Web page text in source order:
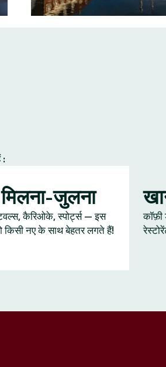
:
जुलना
कैरिओके, स्पोर्ट्स — इस
किसी नए के साथ बेहतर लगते हैं!
कॉफ़ी